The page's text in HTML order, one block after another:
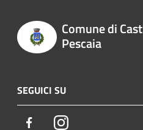
Comune di
Pescaia
SEGUICI SU
FacebookInstagram